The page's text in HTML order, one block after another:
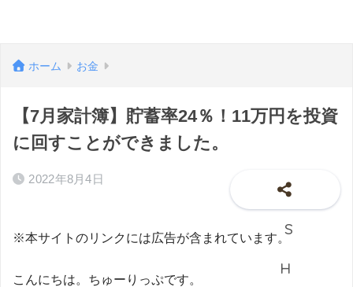
ホーム お金
【7月家計簿】貯蓄率24％！11万円を投資
に回すことができました。
2022年8月4日
※本サイトのリンクには広告が含まれています。
こんにちは。ちゅーりっぷです。